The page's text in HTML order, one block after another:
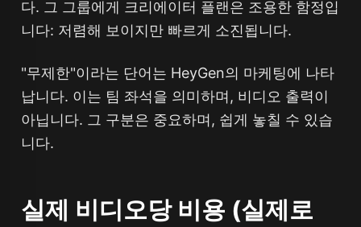
다. 그 그룹에게 크리에이터 플랜은 조용한 함정입
니다: 저렴해 보이지만 빠르게 소진됩니다.
"무제한"이라는 단어는 HeyGen의 마케팅에 나타
납니다. 이는 팀 좌석을 의미하며, 비디오 출력이
아닙니다. 그 구분은 중요하며, 쉽게 놓칠 수 있습
니다.
실제 비디오당 비용 (실제로